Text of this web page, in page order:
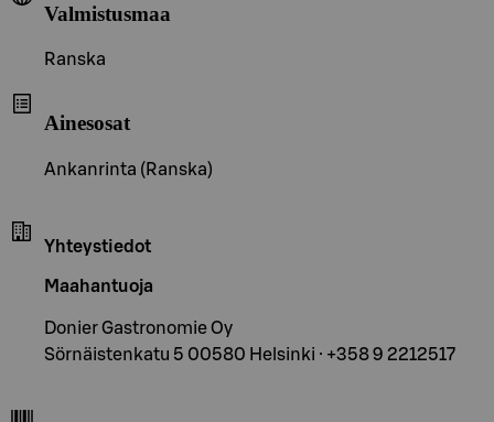
Valmistusmaa
Ranska
Ainesosat
Ankanrinta (Ranska)
Yhteystiedot
Maahantuoja
Donier Gastronomie Oy
Sörnäistenkatu 5 00580 Helsinki · +358 9 2212517